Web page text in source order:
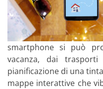
smartphone si può
vacanza, dai
pianificazione di una
mappe interattive che